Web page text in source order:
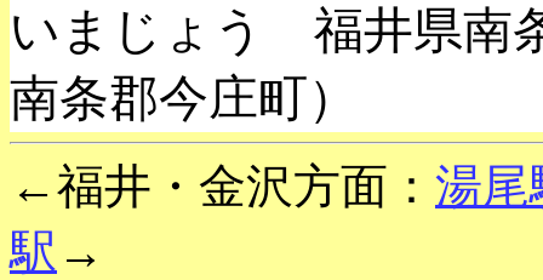
いまじょう 福井県南
南条郡今庄町）
←福井・金沢方面： 湯尾
駅 →